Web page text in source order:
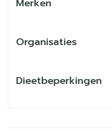
Merken
Organisaties
Dieetbeperkingen